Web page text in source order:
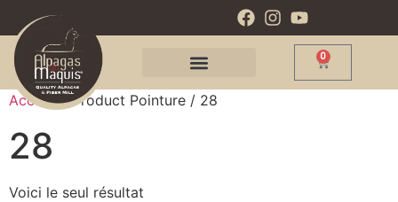
0
Accueil/ Product Pointure / 28
28
Voici le seul résultat